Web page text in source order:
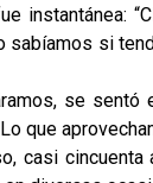
instantánea:
sabíamos si
se sentó
que
casi cincuenta